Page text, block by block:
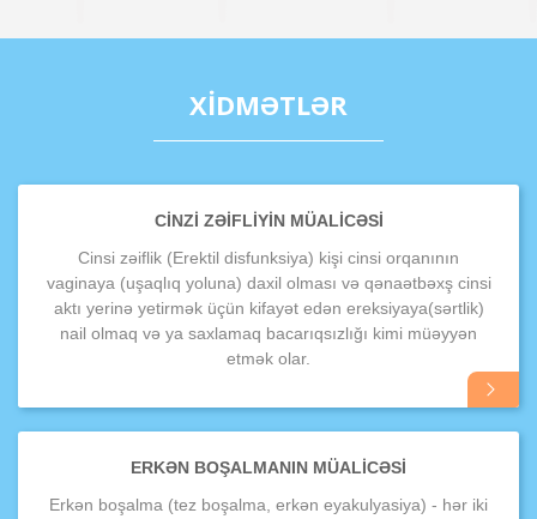
XİDMƏTLƏR
CINZI ZƏIFLIYIN MÜALICƏSI
Cinsi zəiflik (Erektil disfunksiya) kişi cinsi orqanının
vaginaya (uşaqlıq yoluna) daxil olması və qənaətbəxş cinsi
aktı yerinə yetirmək üçün kifayət edən ereksiyaya(sərtlik)
nail olmaq və ya saxlamaq bacarıqsızlığı kimi müəyyən
etmək olar.
ERKƏN BOŞALMANIN MÜALICƏSI
Erkən boşalma (tez boşalma, erkən eyakulyasiya) - hər iki